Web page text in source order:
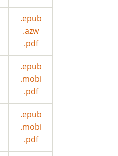
.epub
.azw
.pdf
.epub
.mobi
.pdf
.epub
.mobi
.pdf